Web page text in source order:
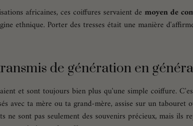
africaines, ces coiffures servaient de moyen de
ethnique. Porter des tresses était une manière
de génération en
et sont toujours bien plus qu'une simple coiffure.
avec ta mère ou ta grand-mère, assise sur un
ne sont pas seulement des souvenirs précieux, mais ils